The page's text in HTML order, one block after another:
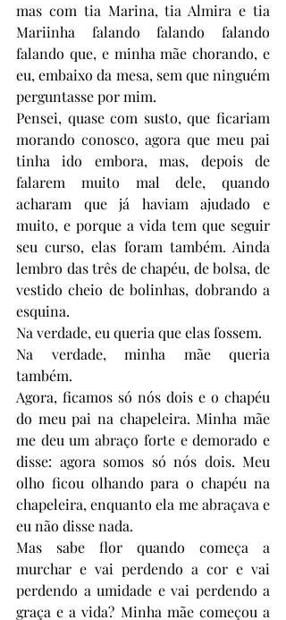
mas com tia Marina, tia Almira e tia
Mariinha falando falando falando
falando que, e minha mãe chorando, e
eu, embaixo da mesa, sem que ninguém
perguntasse por mim.
Pensei, quase com susto, que ficariam
morando conosco, agora que meu pai
tinha ido embora, mas, depois de
falarem muito mal dele, quando
acharam que já haviam ajudado e
muito, e porque a vida tem que seguir
seu curso, elas foram também. Ainda
lembro das três de chapéu, de bolsa, de
vestido cheio de bolinhas, dobrando a
esquina.
Na verdade, eu queria que elas fossem.
Na verdade, minha mãe queria
também.
Agora, ficamos só nós dois e o chapéu
do meu pai na chapeleira. Minha mãe
me deu um abraço forte e demorado e
disse: agora somos só nós dois. Meu
olho ficou olhando para o chapéu na
chapeleira, enquanto ela me abraçava e
eu não disse nada.
Mas sabe flor quando começa a
murchar e vai perdendo a cor e vai
perdendo a umidade e vai perdendo a
graça e a vida? Minha mãe começou a